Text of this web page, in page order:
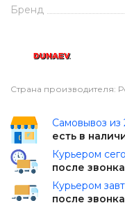
Бренд
Страна производителя:
Самовывоз из
есть в
Курьером
после
Курьером
после